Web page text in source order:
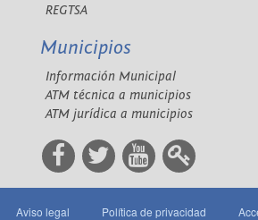
REGTSA
Municipios
Información Municipal
ATM técnica a municipios
ATM jurídica a municipios
Aviso legal Política de privacidad